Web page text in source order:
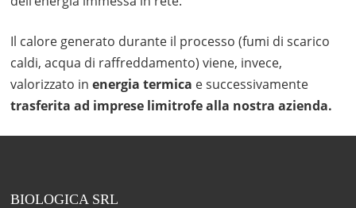
Il calore generato durante il processo (fumi di scarico
caldi, acqua di raffreddamento) viene, invece,
valorizzato in energia termica e successivamente
trasferita ad imprese limitrofe alla nostra azienda.
BIOLOGICA SRL